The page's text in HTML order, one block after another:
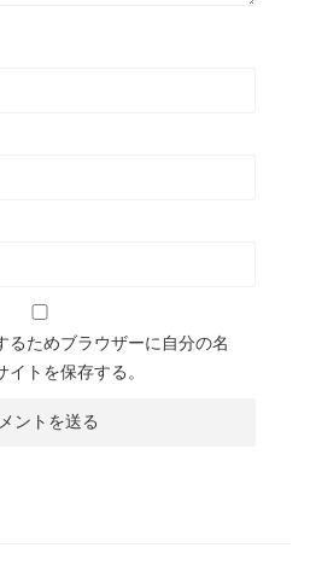
るためブラウザーに自分の名
トを保存する。